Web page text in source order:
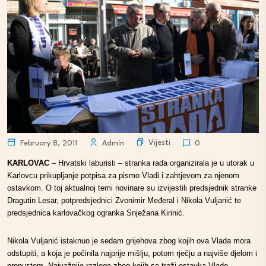
February 8, 2011 Admin Vijesti 0
KARLOVAC – Hrvatski laburisti – stranka rada organizirala je u utorak u
Karlovcu prikupljanje potpisa za pismo Vladi i zahtjevom za njenom
ostavkom. O toj aktualnoj temi novinare su izvijestili predsjednik stranke
Dragutin Lesar, potpredsjednici Zvonimir Međeral i Nikola Vuljanić te
predsjednica karlovačkog ogranka Snježana Kirinić.
Nikola Vuljanić istaknuo je sedam grijehova zbog kojih ova Vlada mora
odstupiti, a koja je počinila najprije mišlju, potom rječju a najviše djelom i